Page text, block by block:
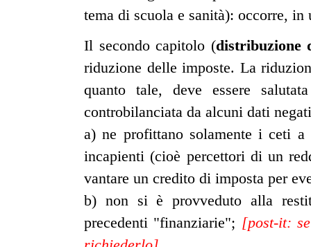
tema di scuola e sanità): occorre,
Il secondo capitolo (distribuzione
riduzione delle imposte. La
quanto tale, deve essere
controbilanciata da alcuni dati
a) ne profittano solamente i ceti
incapienti (cioè percettori di un
vantare un credito di imposta per
b) non si è provveduto alla
precedenti "finanziarie"; [post-it: